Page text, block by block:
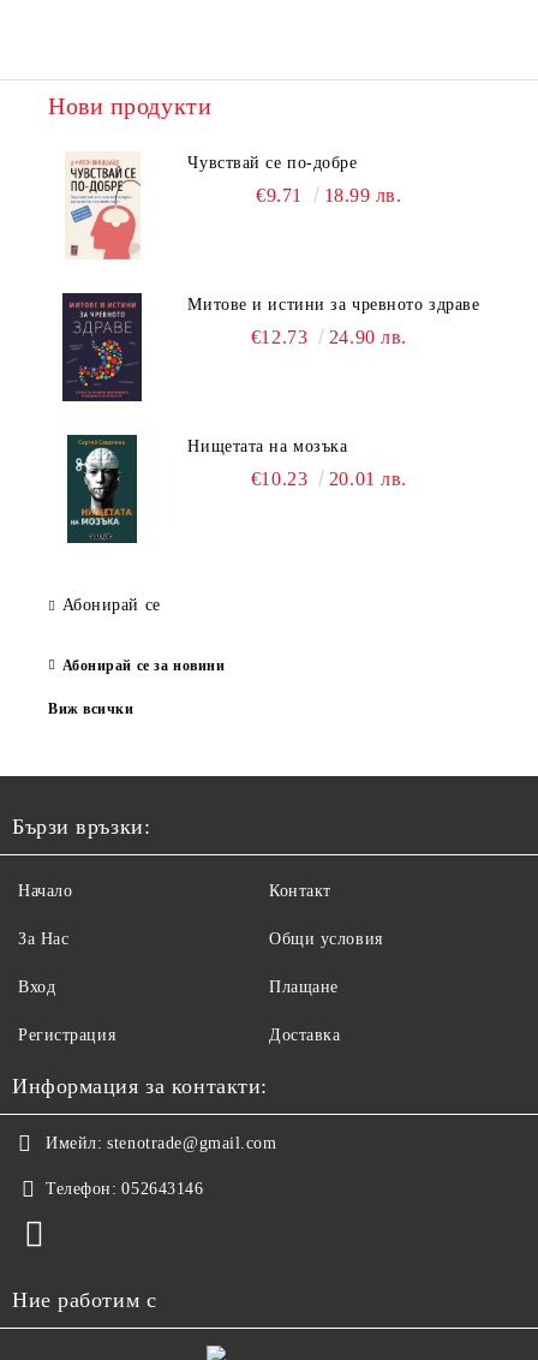
Нови продукти
Чувствай се по-добре
€9.71 18.99 лв.
Митове и истини за чревното здраве
€12.73 24.90 лв.
Нищетата на мозъка
€10.23 20.01 лв.
Абонирай се
Абонирай се за новини
Виж всички
Бързи връзки:
Начало
За Нас
Вход
Регистрация
Контакт
Общи условия
Плащане
Доставка
Информация за контакти:
Имейл: stenotrade@gmail.com
Телефон: 052643146
Ние работим с